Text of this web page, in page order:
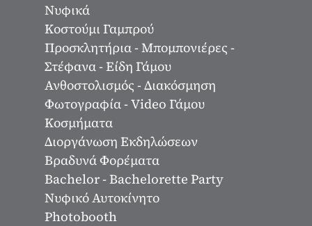
Νυφικά
Κοστούμι Γαμπρού
Προσκλητήρια - Μπομπονιέρες -
Στέφανα - Είδη Γάμου
Ανθοστολισμός - Διακόσμηση
Φωτογραφία - Video Γάμου
Κοσμήματα
Διοργάνωση Εκδηλώσεων
Βραδυνά Φορέματα
Bachelor - Bachelorette Party
Νυφικό Αυτοκίνητο
Photobooth